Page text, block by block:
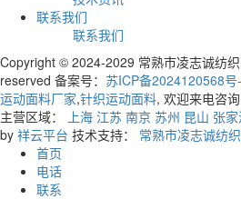
联系我们
联系我们
Copyright © 2024-2029 常熟市凌志诚纺
reserved 备案号： 苏ICP备2024120568号
运动面料厂家,针织运动面料, 欢迎来电咨询
主营区域：
上海 江苏 南京 苏州 昆山 张
by 祥云平台 技术支持： 常熟市凌志诚纺
首页
电话
联系